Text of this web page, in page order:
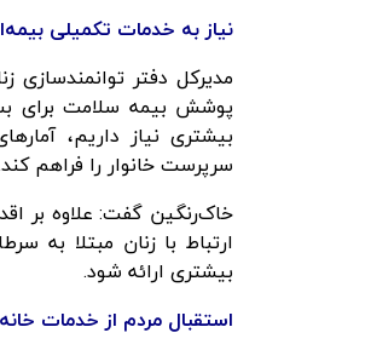
نیاز به خدمات تکمیلی
مدیرکل دفتر توانمندسازی
پوشش بیمه سلامت برای
بیشتری نیاز داریم،
سرپرست خانوار را فراهم
خاک‌رنگین گفت: علاوه بر
ارتباط با زنان مبتلا
بیشتری ارائه شود.
استقبال مردم از خدمات